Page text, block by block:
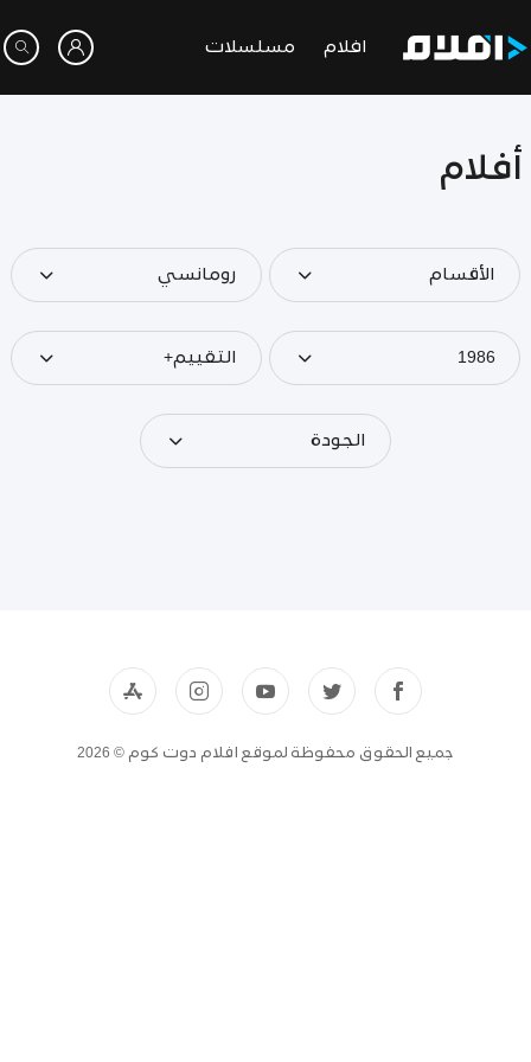
افلام مسلسلات
أفلام
الأقسام رومانسي
1986 التقييم+
الجودة
جميع الحقوق محفوظة لموقع افلام دوت كوم © 2026